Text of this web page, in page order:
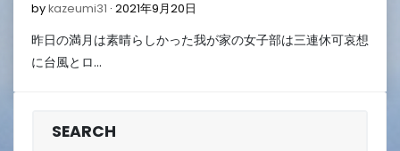
bykazeumi31 2021年9月20日
9
昨日の満月は素晴らしかった我が家の女子部は三連休可哀想
に台風とロ…
SEARCH